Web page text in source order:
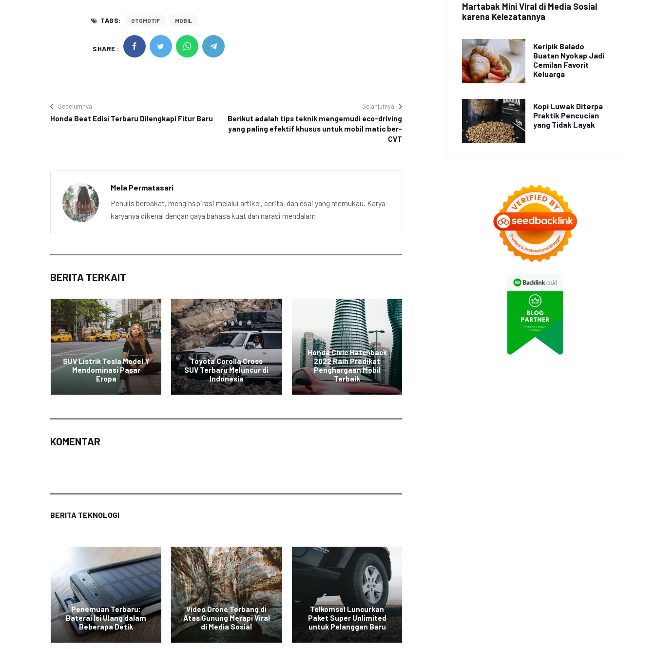
TAGS: OTOMOTIF MOBIL
SHARE :
Sebelumnya
Honda Beat Edisi Terbaru Dilengkapi Fitur Baru
Selanjutnya
Berikut adalah tips teknik mengemudi eco-driving
yang paling efektif khusus untuk mobil matic ber-
CVT
Mela Permatasari
Penulis berbakat, menginspirasi melalui artikel, cerita, dan esai yang memukau. Karya-
karyanya dikenal dengan gaya bahasa kuat dan narasi mendalam
BERITA TERKAIT
SUV Listrik Tesla Model Y
Mendominasi Pasar
Eropa
Toyota Corolla Cross
SUV Terbaru Meluncur di
Indonesia
Honda Civic Hatchback
2022 Raih Predikat
Penghargaan Mobil
Terbaik
KOMENTAR
BERITA TEKNOLOGI
Penemuan Terbaru:
Baterai Isi Ulang dalam
Beberapa Detik
Video Drone Terbang di
Atas Gunung Merapi Viral
di Media Sosial
Telkomsel Luncurkan
Paket Super Unlimited
untuk Pelanggan Baru
Martabak Mini Viral di Media Sosial
karena Kelezatannya
Keripik Balado
Buatan Nyokap Jadi
Cemilan Favorit
Keluarga
Kopi Luwak Diterpa
Praktik Pencucian
yang Tidak Layak